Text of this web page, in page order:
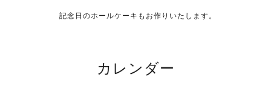
記念日のホールケーキもお作りいたします。
カレンダー